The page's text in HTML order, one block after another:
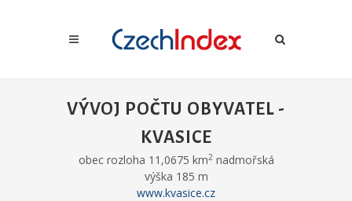
VÝVOJ POČTU OBYVATEL -
KVASICE
obec rozloha 11,0675 km2nadmořská
výška 185 m
www.kvasice.cz